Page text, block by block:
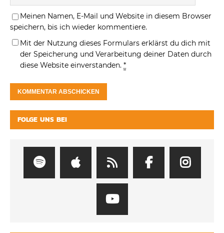
Meinen Namen, E-Mail und Website in diesem Browser
speichern, bis ich wieder kommentiere.
Mit der Nutzung dieses Formulars erklärst du dich mit
der Speicherung und Verarbeitung deiner Daten durch
diese Website einverstanden. *
FOLGE UNS BEI